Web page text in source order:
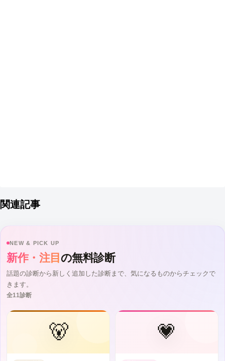
関連記事
NEW & PICK UP
新作・注目 の無料診断
話題の診断から新しく追加した診断まで、気になるものからチェックで
きます。
全11診断
🐻 💗